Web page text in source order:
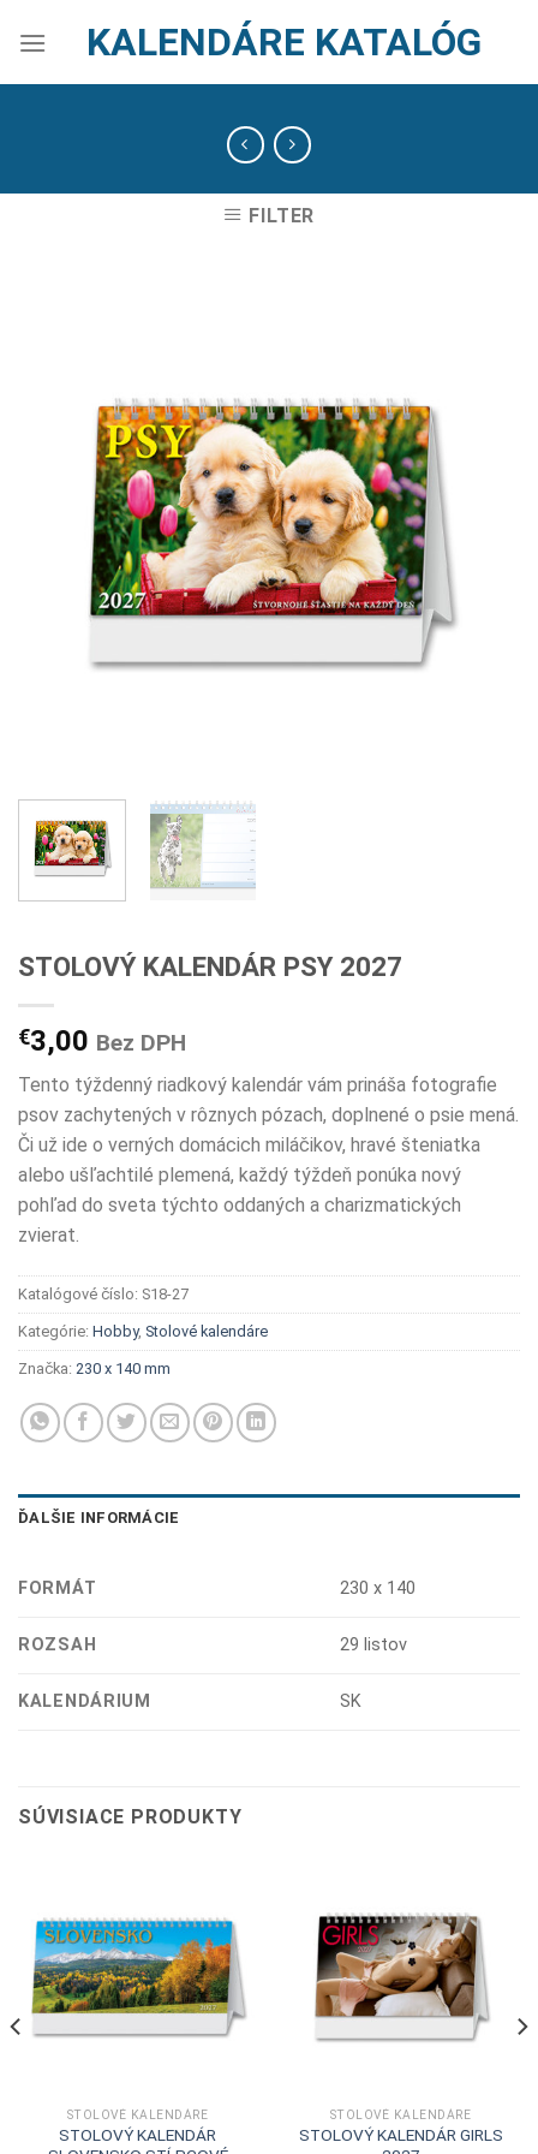
KALENDÁRE KATALÓG
FILTER
STOLOVÝ KALENDÁR PSY 2027
€3,00 Bez DPH
Tento týždenný riadkový kalendár vám prináša fotografie
psov zachytených v rôznych pózach, doplnené o psie mená.
Či už ide o verných domácich miláčikov, hravé šteniatka
alebo ušľachtilé plemená, každý týždeň ponúka nový
pohľad do sveta týchto oddaných a charizmatických
zvierat.
Katalógové číslo: S18-27
Kategórie: Hobby, Stolové kalendáre
Značka: 230 x 140 mm
ĎALŠIE INFORMÁCIE
FORMÁT 230 x 140
ROZSAH 29 listov
KALENDÁRIUM SK
SÚVISIACE PRODUKTY
STOLOVÉ KALENDÁRE
STOLOVÝ KALENDÁR
STOLOVÉ KALENDÁRE
STOLOVÝ KALENDÁR GIRLS